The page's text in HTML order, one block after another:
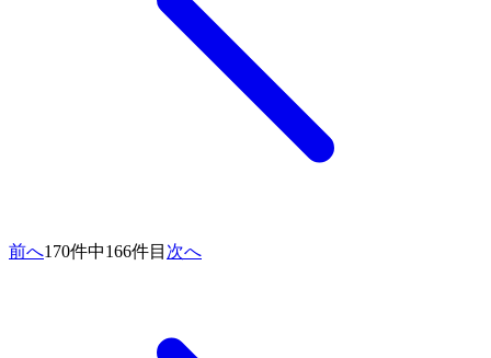
前へ170件中166件目 次へ